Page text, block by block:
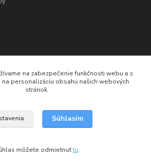
Všetky práva vyhradené.
na zabezpečenie funkčnosti webu a s
personalizáciu obsahu našich webových
stránok.
Súhlasím
môžete odmietnuťtu.